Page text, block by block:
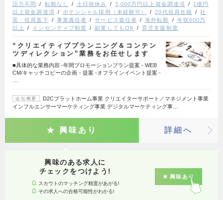
語力不問
転勤なし 土日祝休み 3,000万円以上資金調達済
1億円
以上資金調達済
ポテンシャル採用（未経験可） 20代役員在籍
社
長・役員直下
事業責任者 サービス責任者 海外転勤
年収600万
以上
インセンティブ制度 副業してもOK 育児支援制度
“クリエイティブプランニング＆コンテン
ツディレクション”業務をお任せします
■具体的な業務内容 -年間プロモーションプラン提案 - WEB
CM/キャッチコピーの企画・提案 -オフラインイベント提案 -
会社概要
D2Cプラットホーム事業 クリエイターサポート／マネジメント事業
インフルエンサーマーケティング事業 デジタルマーケティング事…
興味あり 詳細へ
興味のある求人に
チェックをつけよう!
スカウトのマッチング精度があがる!
その求人への合格可能性がわかる!
興味あり